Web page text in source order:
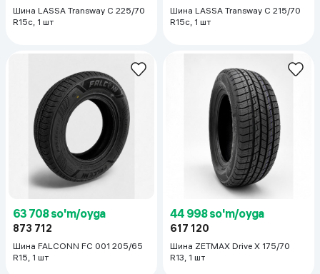
Шина LASSA Transway C 225/70
R15c, 1 шт
Шина LASSA Transway C 215/70
R15c, 1 шт
63 708 so'm/oyga
873 712
Шина FALCONN FC 001 205/65
R15, 1 шт
44 998 so'm/oyga
617 120
Шина ZETMAX Drive X 175/70
R13, 1 шт